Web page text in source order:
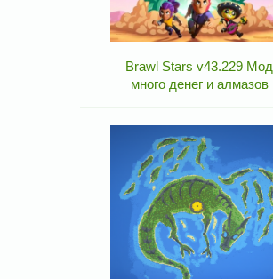
Brawl Stars v43.229 Мод
много денег и алмазов